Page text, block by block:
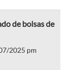
de bolsas de
2025 pm